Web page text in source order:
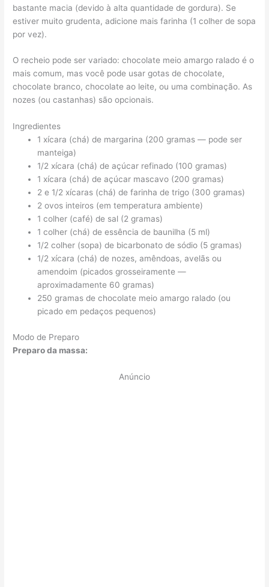
bastante macia (devido à alta quantidade de gordura). Se
estiver muito grudenta, adicione mais farinha (1 colher de sopa
por vez).
O recheio pode ser variado: chocolate meio amargo ralado é o
mais comum, mas você pode usar gotas de chocolate,
chocolate branco, chocolate ao leite, ou uma combinação. As
nozes (ou castanhas) são opcionais.
Ingredientes
1 xícara (chá) de margarina (200 gramas — pode ser
manteiga)
1/2 xícara (chá) de açúcar refinado (100 gramas)
1 xícara (chá) de açúcar mascavo (200 gramas)
2 e 1/2 xícaras (chá) de farinha de trigo (300 gramas)
2 ovos inteiros (em temperatura ambiente)
1 colher (café) de sal (2 gramas)
1 colher (chá) de essência de baunilha (5 ml)
1/2 colher (sopa) de bicarbonato de sódio (5 gramas)
1/2 xícara (chá) de nozes, amêndoas, avelãs ou
amendoim (picados grosseiramente —
aproximadamente 60 gramas)
250 gramas de chocolate meio amargo ralado (ou
picado em pedaços pequenos)
Modo de Preparo
Preparo da massa:
Anúncio